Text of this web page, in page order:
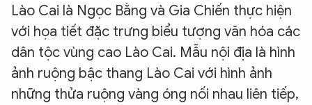
Lào Cai là Ngọc Bằng và Gia Chiến thực hiện
với họa tiết đặc trưng biểu tượng văn hóa các
dân tộc vùng cao Lào Cai. Mẫu nội địa là hình
ảnh ruộng bậc thang Lào Cai với hình ảnh
những thửa ruộng vàng óng nối nhau liên tiếp,